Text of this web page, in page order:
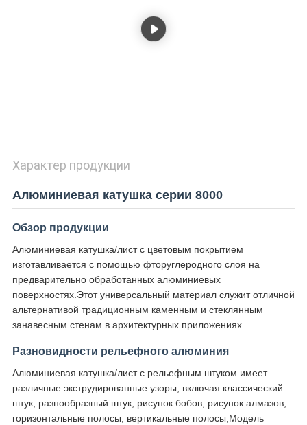
Характер продукции
Алюминиевая катушка серии 8000
Обзор продукции
Алюминиевая катушка/лист с цветовым покрытием
изготавливается с помощью фторуглеродного слоя на
предварительно обработанных алюминиевых
поверхностях.Этот универсальный материал служит отличной
альтернативой традиционным каменным и стеклянным
занавесным стенам в архитектурных приложениях.
Разновидности рельефного алюминия
Алюминиевая катушка/лист с рельефным штуком имеет
различные экструдированные узоры, включая классический
штук, разнообразный штук, рисунок бобов, рисунок алмазов,
горизонтальные полосы, вертикальные полосы,Модель